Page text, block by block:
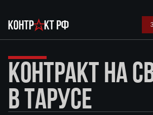
КОНТРАКТ НА
В ТАРУСЕ